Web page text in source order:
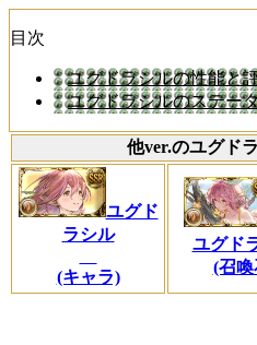
目次
ユグドラシルの性能と
ユグドラシルのステー
他ver.のユグド
ユグド
ラシル
(キャラ)
ユグド
(召喚